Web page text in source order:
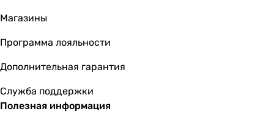
вытяжной
Оснащение
-
аэратор
аэратор
аэратор
Магазины
Программа лояльности
Дополнительная гарантия
Служба поддержки
Полезная информация